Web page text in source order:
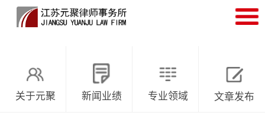
关于元聚 新闻业绩 专业领域 文章发布